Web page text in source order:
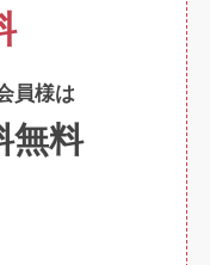
員様は
無料